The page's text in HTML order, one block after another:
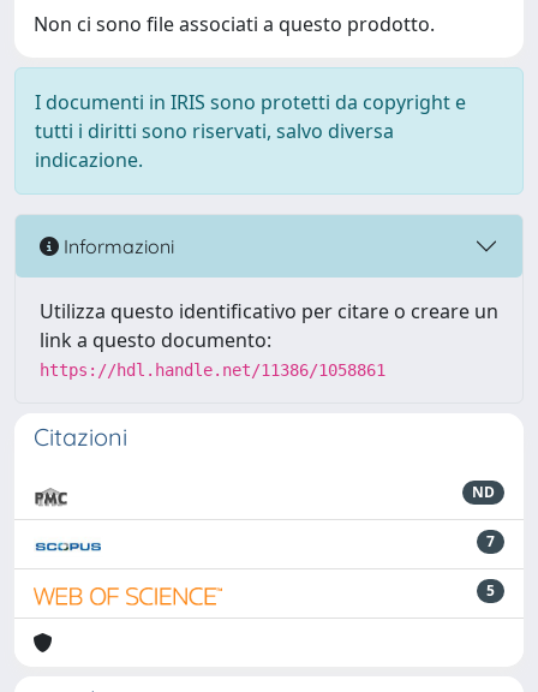
Non ci sono file associati a questo prodotto.
I documenti in IRIS sono protetti da copyright e
tutti i diritti sono riservati, salvo diversa
indicazione.
Informazioni
Utilizza questo identificativo per citare o creare un
link a questo documento:
https://hdl.handle.net/11386/1058861
Citazioni
ND
7
5